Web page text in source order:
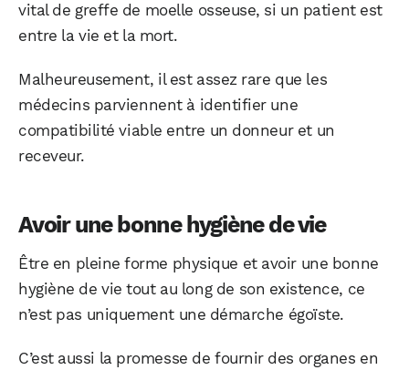
vital de greffe de moelle osseuse, si un patient est
entre la vie et la mort.
Malheureusement, il est assez rare que les
médecins parviennent à identifier une
compatibilité viable entre un donneur et un
receveur.
Avoir une bonne hygiène de vie
Être en pleine forme physique et avoir une bonne
hygiène de vie tout au long de son existence, ce
n’est pas uniquement une démarche égoïste.
C’est aussi la promesse de fournir des organes en